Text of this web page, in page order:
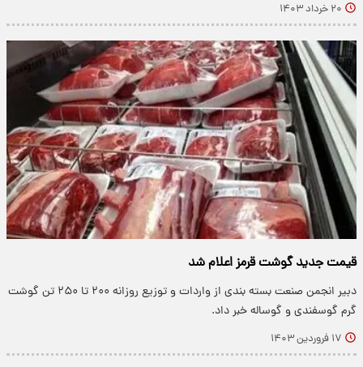
۲۰ خرداد ۱۴۰۳
قیمت جدید گوشت قرمز اعلام شد
دبیر انجمن صنعت بسته بندی از واردات و توزیع روزانه ۲۰۰ تا ۲۵۰ تن گوشت
گرم گوسفندی و گوساله خبر داد.
۱۷ فروردین ۱۴۰۳